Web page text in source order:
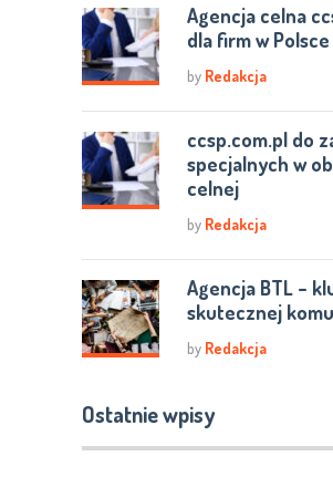
Agencja celna
dla firm w Polsce
by Redakcja
ccsp.com.pl do
specjalnych w
celnej
by Redakcja
Agencja BTL –
skutecznej
by Redakcja
Ostatnie wpisy